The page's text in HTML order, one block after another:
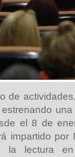
de
el 8 de
impartido por
la lectura